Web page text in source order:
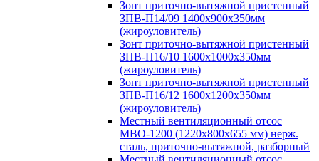
Зонт приточно-вытяжной пристенный
ЗПВ-П14/09 1400х900х350мм
(жироуловитель)
Зонт приточно-вытяжной пристенный
ЗПВ-П16/10 1600х1000х350мм
(жироуловитель)
Зонт приточно-вытяжной пристенный
ЗПВ-П16/12 1600х1200х350мм
(жироуловитель)
Местный вентиляционный отсос
МВО-1200 (1220х800х655 мм) нерж.
сталь, приточно-вытяжной, разборный